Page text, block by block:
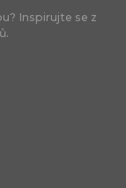
Inspirujte se z